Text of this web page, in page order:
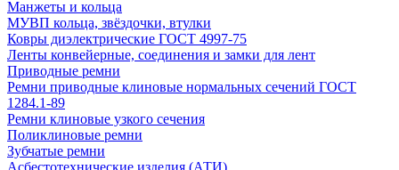
Манжеты и кольца
МУВП кольца, звёздочки, втулки
Ковры диэлектрические ГОСТ 4997-75
Ленты конвейерные, соединения и замки для лент
Приводные ремни
Ремни приводные клиновые нормальных сечений ГОСТ
1284.1-89
Ремни клиновые узкого сечения
Поликлиновые ремни
Зубчатые ремни
Асбестотехнические изделия (АТИ)